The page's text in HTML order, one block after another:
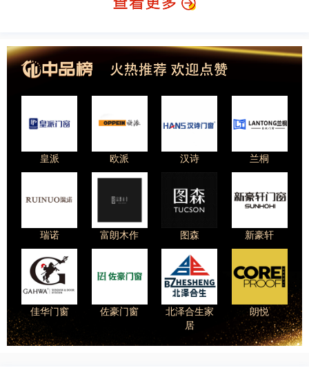
皇派 欧派 汉诗 兰桐
瑞诺 富朗木作 图森 新豪轩
佳华门窗 佐豪门窗
北泽合生家
居
朗悦